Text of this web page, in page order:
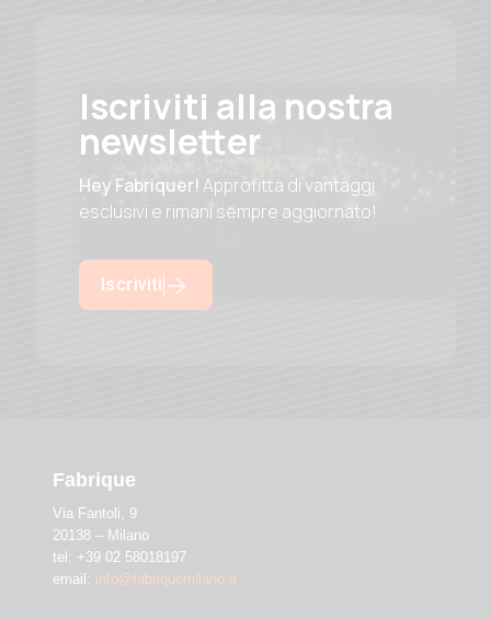
Iscriviti alla nostra
newsletter
Hey Fabriquer!Approfitta di vantaggi
esclusivi e rimani sempre aggiornato!
Iscriviti
Fabrique
Via Fantoli, 9
20138 – Milano
tel: +39 02 58018197
email: info@fabriquemilano.it